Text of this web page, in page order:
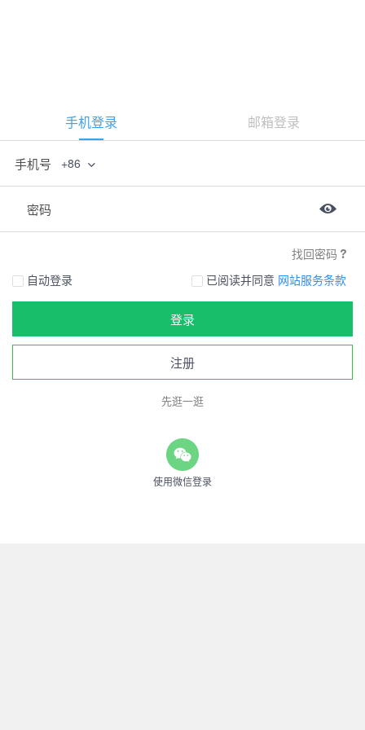
手机登录 邮箱登录
手机号 +86
密码
找回密码
自动登录
已阅读并同意 网站服务条款
登录
注册
先逛一逛
使用微信登录